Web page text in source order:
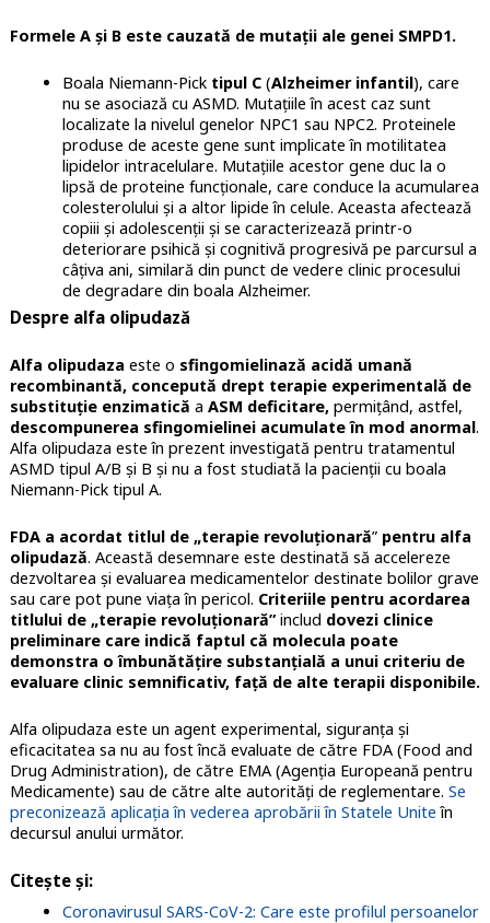
Formele A și B este cauzată de mutații ale genei SMPD1.
Boala Niemann-Pick tipul C(Alzheimer infantil), care
nu se asociază cu ASMD. Mutațiile în acest caz sunt
localizate la nivelul genelor NPC1 sau NPC2. Proteinele
produse de aceste gene sunt implicate în motilitatea
lipidelor intracelulare. Mutațiile acestor gene duc la o
lipsă de proteine funcționale, care conduce la acumularea
colesterolului și a altor lipide în celule. Aceasta afectează
copiii și adolescenții și se caracterizează printr-o
deteriorare psihică și cognitivă progresivă pe parcursul a
câțiva ani, similară din punct de vedere clinic procesului
de degradare din boala Alzheimer.
Despre alfa olipudază
Alfa olipudaza este o sfingomielinază acidă umană
recombinantă, concepută drept terapie experimentală de
substituție enzimatică a ASM deficitare, permițând, astfel,
descompunerea sfingomielinei acumulate în mod anormal.
Alfa olipudaza este în prezent investigată pentru tratamentul
ASMD tipul A/B și B și nu a fost studiată la pacienții cu boala
Niemann-Pick tipul A.
FDA a acordat titlul de „terapie revoluționară” pentru alfa
olipudază. Această desemnare este destinată să accelereze
dezvoltarea și evaluarea medicamentelor destinate bolilor grave
sau care pot pune viața în pericol. Criteriile pentru acordarea
titlului de „terapie revoluționară”includ dovezi clinice
preliminare care indică faptul că molecula poate
demonstra o îmbunătățire substanțială a unui criteriu de
evaluare clinic semnificativ, față de alte terapii disponibile.
Alfa olipudaza este un agent experimental, siguranța și
eficacitatea sa nu au fost încă evaluate de către FDA (Food and
Drug Administration), de către EMA (Agenția Europeană pentru
Medicamente) sau de către alte autorități de reglementare. Se
preconizează aplicația în vederea aprobării în Statele Unite în
decursul anului următor.
Citește și:
Coronavirusul SARS-CoV-2: Care este profilul persoanelor